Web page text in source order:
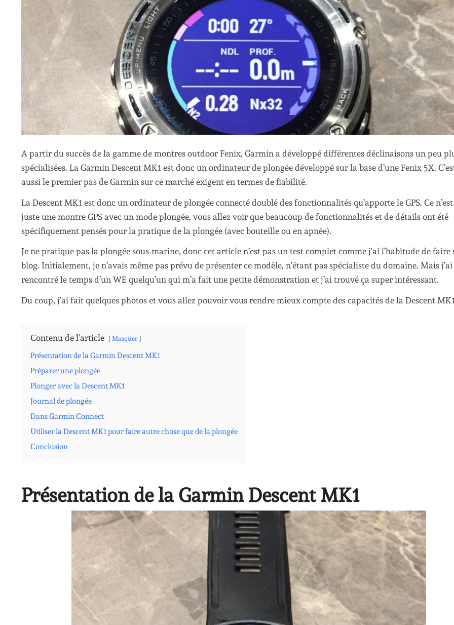
A partir du succès de la gamme de montres outdoor Fenix, Garmin a développé différentes déclinaisons un peu
spécialisées. La Garmin Descent MK1 est donc un ordinateur de plongée développé sur la base d’une Fenix 5X.
aussi le premier pas de Garmin sur ce marché exigent en termes de fiabilité.
La Descent MK1 est donc un ordinateur de plongée connecté doublé des fonctionnalités qu’apporte le GPS. Ce
juste une montre GPS avec un mode plongée, vous allez voir que beaucoup de fonctionnalités et de détails ont été
spécifiquement pensés pour la pratique de la plongée (avec bouteille ou en apnée).
Je ne pratique pas la plongée sous-marine, donc cet article n’est pas un test complet comme j’ai l’habitude de faire
blog. Initialement, je n’avais même pas prévu de présenter ce modèle, n’étant pas spécialiste du domaine. Mais j’ai
rencontré le temps d’un WE quelqu’un qui m’a fait une petite démonstration et j’ai trouvé ça super intéressant.
Du coup, j’ai fait quelques photos et vous allez pouvoir vous rendre mieux compte des capacités de la Descent
Contenu de l'article Masquer
Présentation de la Garmin Descent MK1
Préparer une plongée
Plonger avec la Descent MK1
Journal de plongée
Dans Garmin Connect
Utiliser la Descent MK1 pour faire autre chose que de la plongée
Conclusion
Présentation de la Garmin Descent MK1